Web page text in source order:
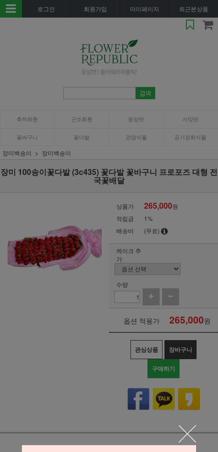
로그인 회원가입 마이페이지 최근본상품
축하화환 근조화환 동양란 서양란
꽃바구니 꽃다발 관엽식물 공기정화식물
장미백송이 장미백송이
장미 100송이꽃다발 (3c435) 꽃다발 꽃바구니 프로포즈 대형 전
국꽃배달
상품가 265,000원
적립금
1%
배송비
(무료)
케이크 추
가
수량
옵션 적용가 265,000원
관심상품 장바구니
구매하기